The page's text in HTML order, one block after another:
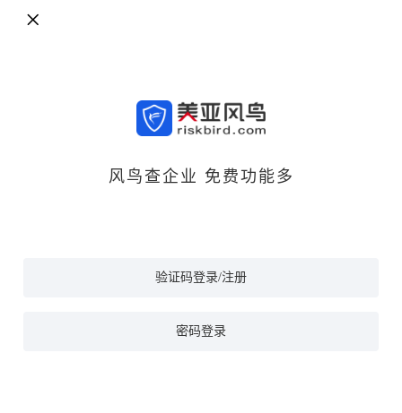
风鸟查企业 免费功能多
验证码登录/注册
密码登录